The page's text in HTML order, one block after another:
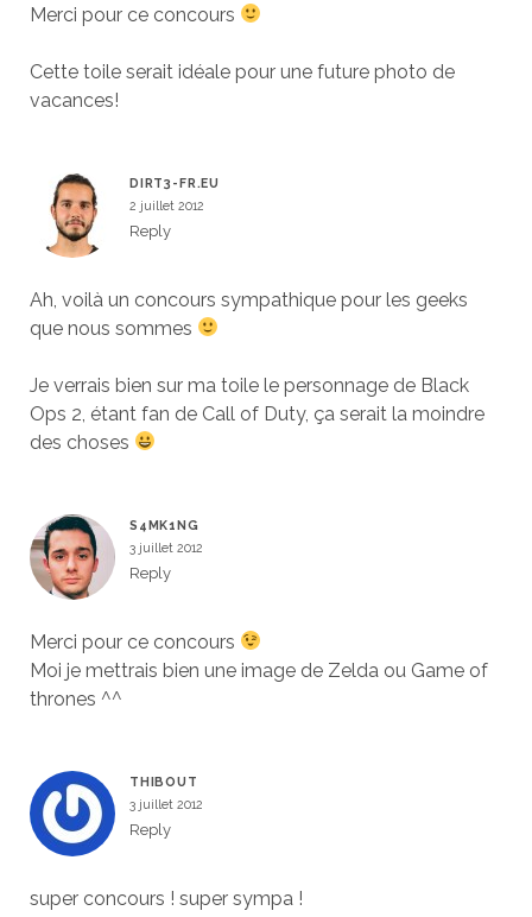
Merci pour ce concours
Cette toile serait idéale pour une future photo de
vacances!
DIRT3-FR.EU
2 juillet 2012
Reply
Ah, voilà un concours sympathique pour les geeks
que nous sommes
Je verrais bien sur ma toile le personnage de Black
Ops 2, étant fan de Call of Duty, ça serait la moindre
des choses
S4MK1NG
3 juillet 2012
Reply
Merci pour ce concours
Moi je mettrais bien une image de Zelda ou Game of
thrones ^^
THIBOUT
3 juillet 2012
Reply
super concours ! super sympa !